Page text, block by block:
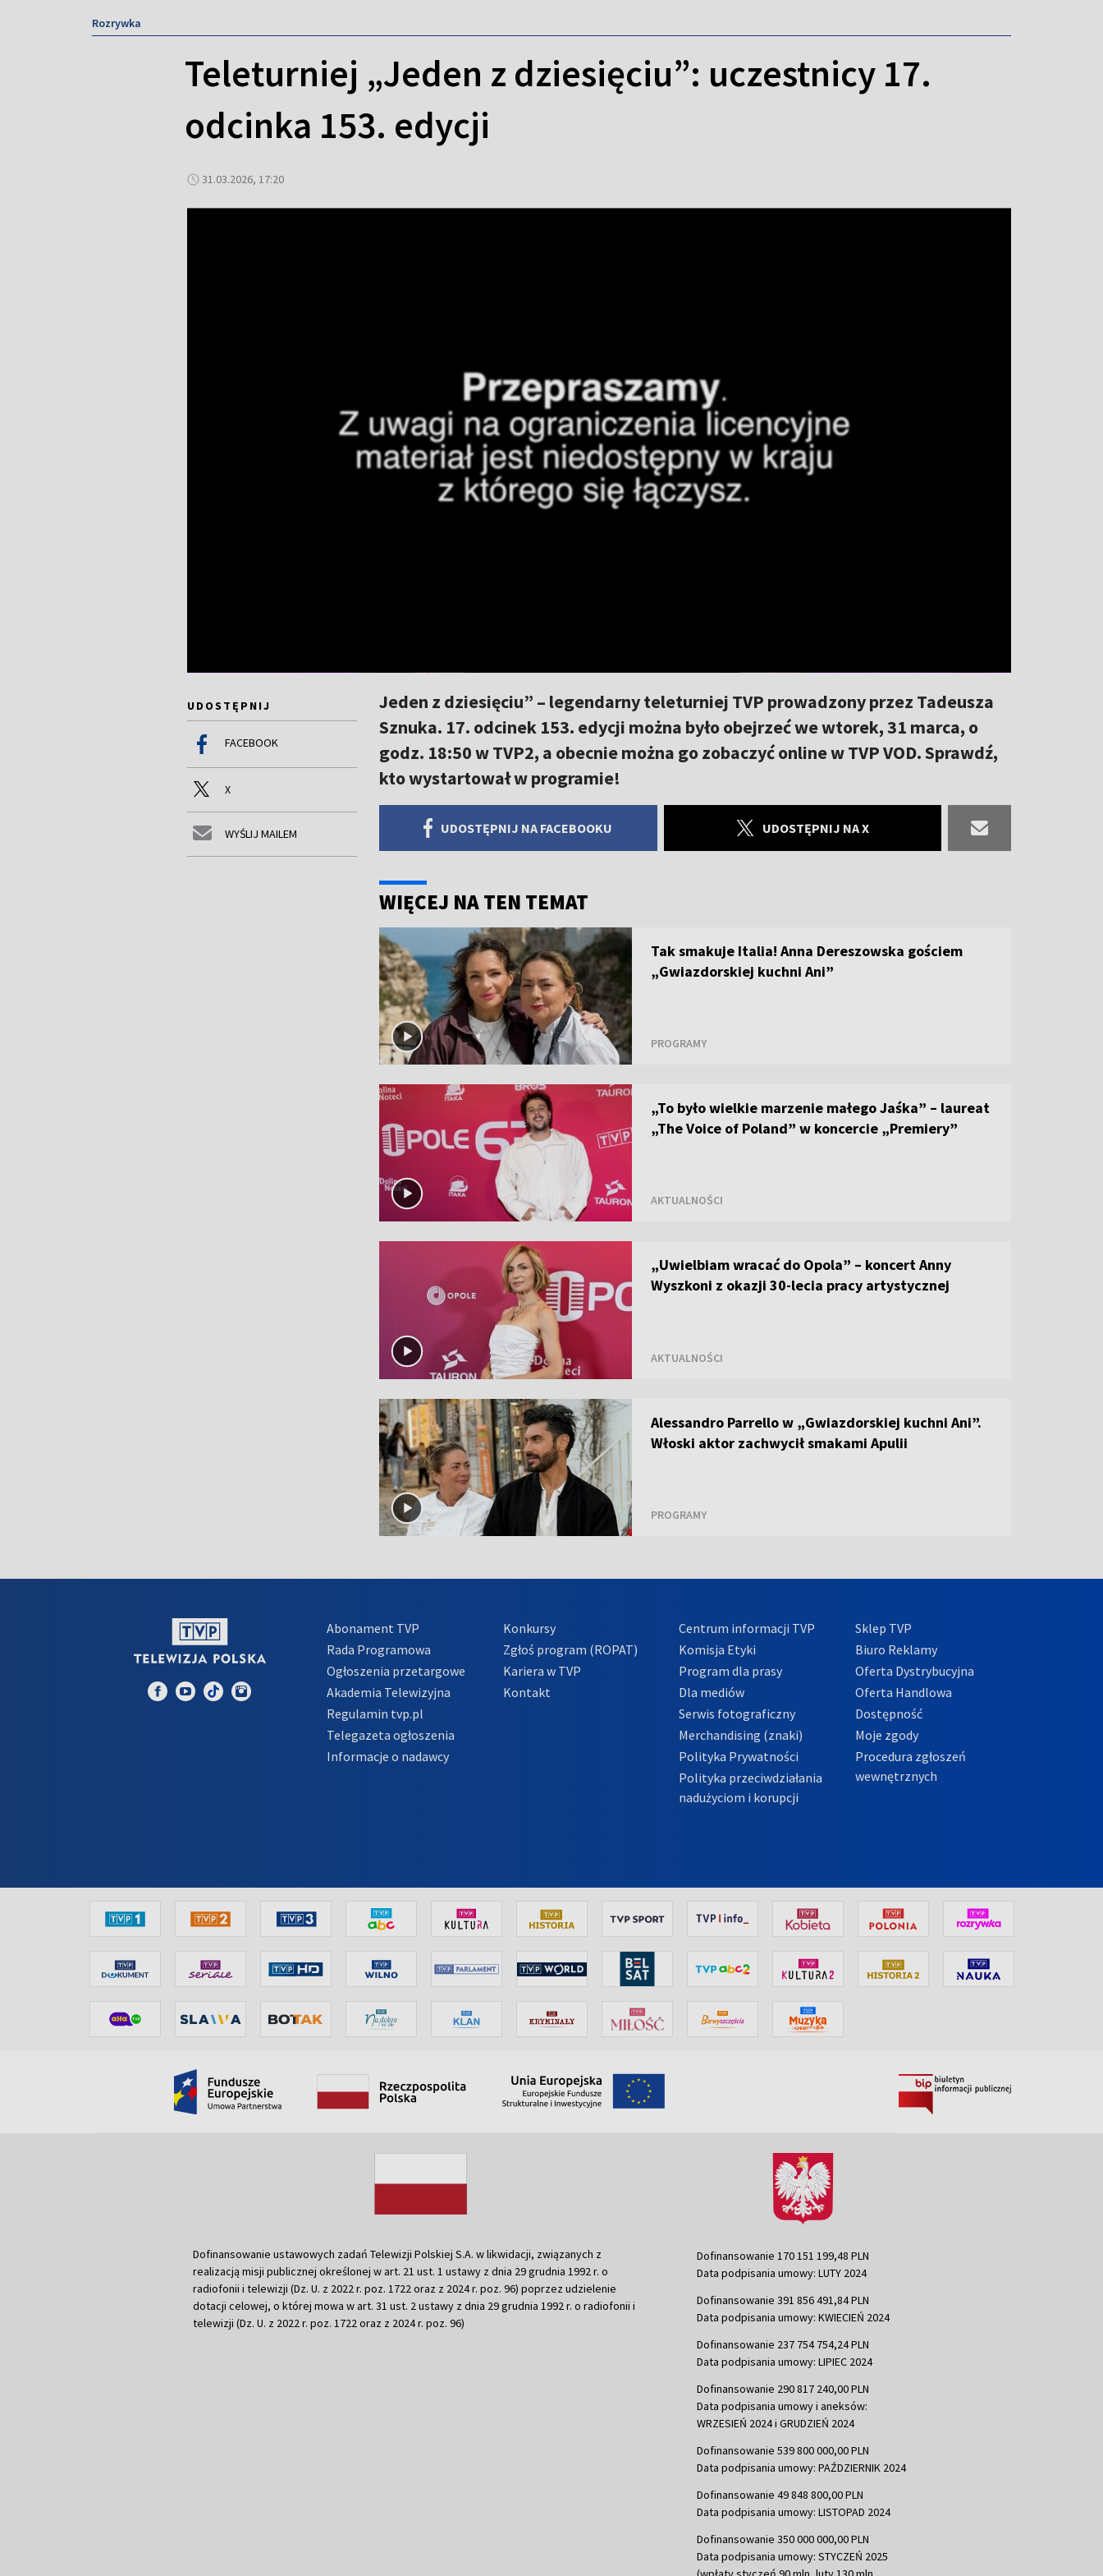
Rozrywka
Teleturniej „Jeden z dziesięciu”: uczestnicy 17.
odcinka 153. edycji
31.03.2026, 17:20
UDOSTĘPNIJ
FACEBOOK
X
WYŚLIJ MAILEM
Jeden z dziesięciu” – legendarny teleturniej TVP prowadzony przez Tadeusza
Sznuka. 17. odcinek 153. edycji można było obejrzeć we wtorek, 31 marca, o
godz. 18:50 w TVP2, a obecnie można go zobaczyć online w TVP VOD. Sprawdź,
kto wystartował w programie!
UDOSTĘPNIJ NA FACEBOOKU UDOSTĘPNIJ NA X
WIĘCEJ NA TEN TEMAT
Tak smakuje Italia! Anna Dereszowska gościem
„Gwiazdorskiej kuchni Ani”
PROGRAMY
„To było wielkie marzenie małego Jaśka” – laureat
„The Voice of Poland” w koncercie „Premiery”
AKTUALNOŚCI
„Uwielbiam wracać do Opola” – koncert Anny
Wyszkoni z okazji 30-lecia pracy artystycznej
AKTUALNOŚCI
Alessandro Parrello w „Gwiazdorskiej kuchni Ani”.
Włoski aktor zachwycił smakami Apulii
PROGRAMY
Abonament TVP
Rada Programowa
Ogłoszenia przetargowe
Akademia Telewizyjna
Regulamin tvp.pl
Telegazeta ogłoszenia
Informacje o nadawcy
Konkursy
Zgłoś program (ROPAT)
Kariera w TVP
Kontakt
Centrum informacji TVP
Komisja Etyki
Program dla prasy
Dla mediów
Serwis fotograficzny
Merchandising (znaki)
Polityka Prywatności
Polityka przeciwdziałania
nadużyciom i korupcji
Sklep TVP
Biuro Reklamy
Oferta Dystrybucyjna
Oferta Handlowa
Dostępność
Moje zgody
Procedura zgłoszeń
wewnętrznych
Dofinansowanie ustawowych zadań Telewizji Polskiej S.A. w likwidacji, związanych z
realizacją misji publicznej określonej w art. 21 ust. 1 ustawy z dnia 29 grudnia 1992 r. o
radiofonii i telewizji (Dz. U. z 2022 r. poz. 1722 oraz z 2024 r. poz. 96) poprzez udzielenie
dotacji celowej, o której mowa w art. 31 ust. 2 ustawy z dnia 29 grudnia 1992 r. o radiofonii i
telewizji (Dz. U. z 2022 r. poz. 1722 oraz z 2024 r. poz. 96)
Dofinansowanie 170 151 199,48 PLN
Data podpisania umowy: LUTY 2024
Dofinansowanie 391 856 491,84 PLN
Data podpisania umowy: KWIECIEŃ 2024
Dofinansowanie 237 754 754,24 PLN
Data podpisania umowy: LIPIEC 2024
Dofinansowanie 290 817 240,00 PLN
Data podpisania umowy i aneksów:
WRZESIEŃ 2024 i GRUDZIEŃ 2024
Dofinansowanie 539 800 000,00 PLN
Data podpisania umowy: PAŹDZIERNIK 2024
Dofinansowanie 49 848 800,00 PLN
Data podpisania umowy: LISTOPAD 2024
Dofinansowanie 350 000 000,00 PLN
Data podpisania umowy: STYCZEŃ 2025